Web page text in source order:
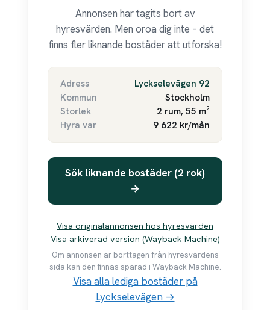
Annonsen har tagits bort av
hyresvärden. Men oroa dig inte – det
finns fler liknande bostäder att utforska!
Adress
Lyckselevägen 92
Kommun
Stockholm
Storlek
2 rum, 55 m²
Hyra var
9 622 kr/mån
Sök liknande bostäder (2 rok)
→
Visa originalannonsen hos hyresvärden
Visa arkiverad version (Wayback Machine)
Om annonsen är borttagen från hyresvärdens
sida kan den finnas sparad i Wayback Machine.
Visa alla lediga bostäder på
Lyckselevägen →